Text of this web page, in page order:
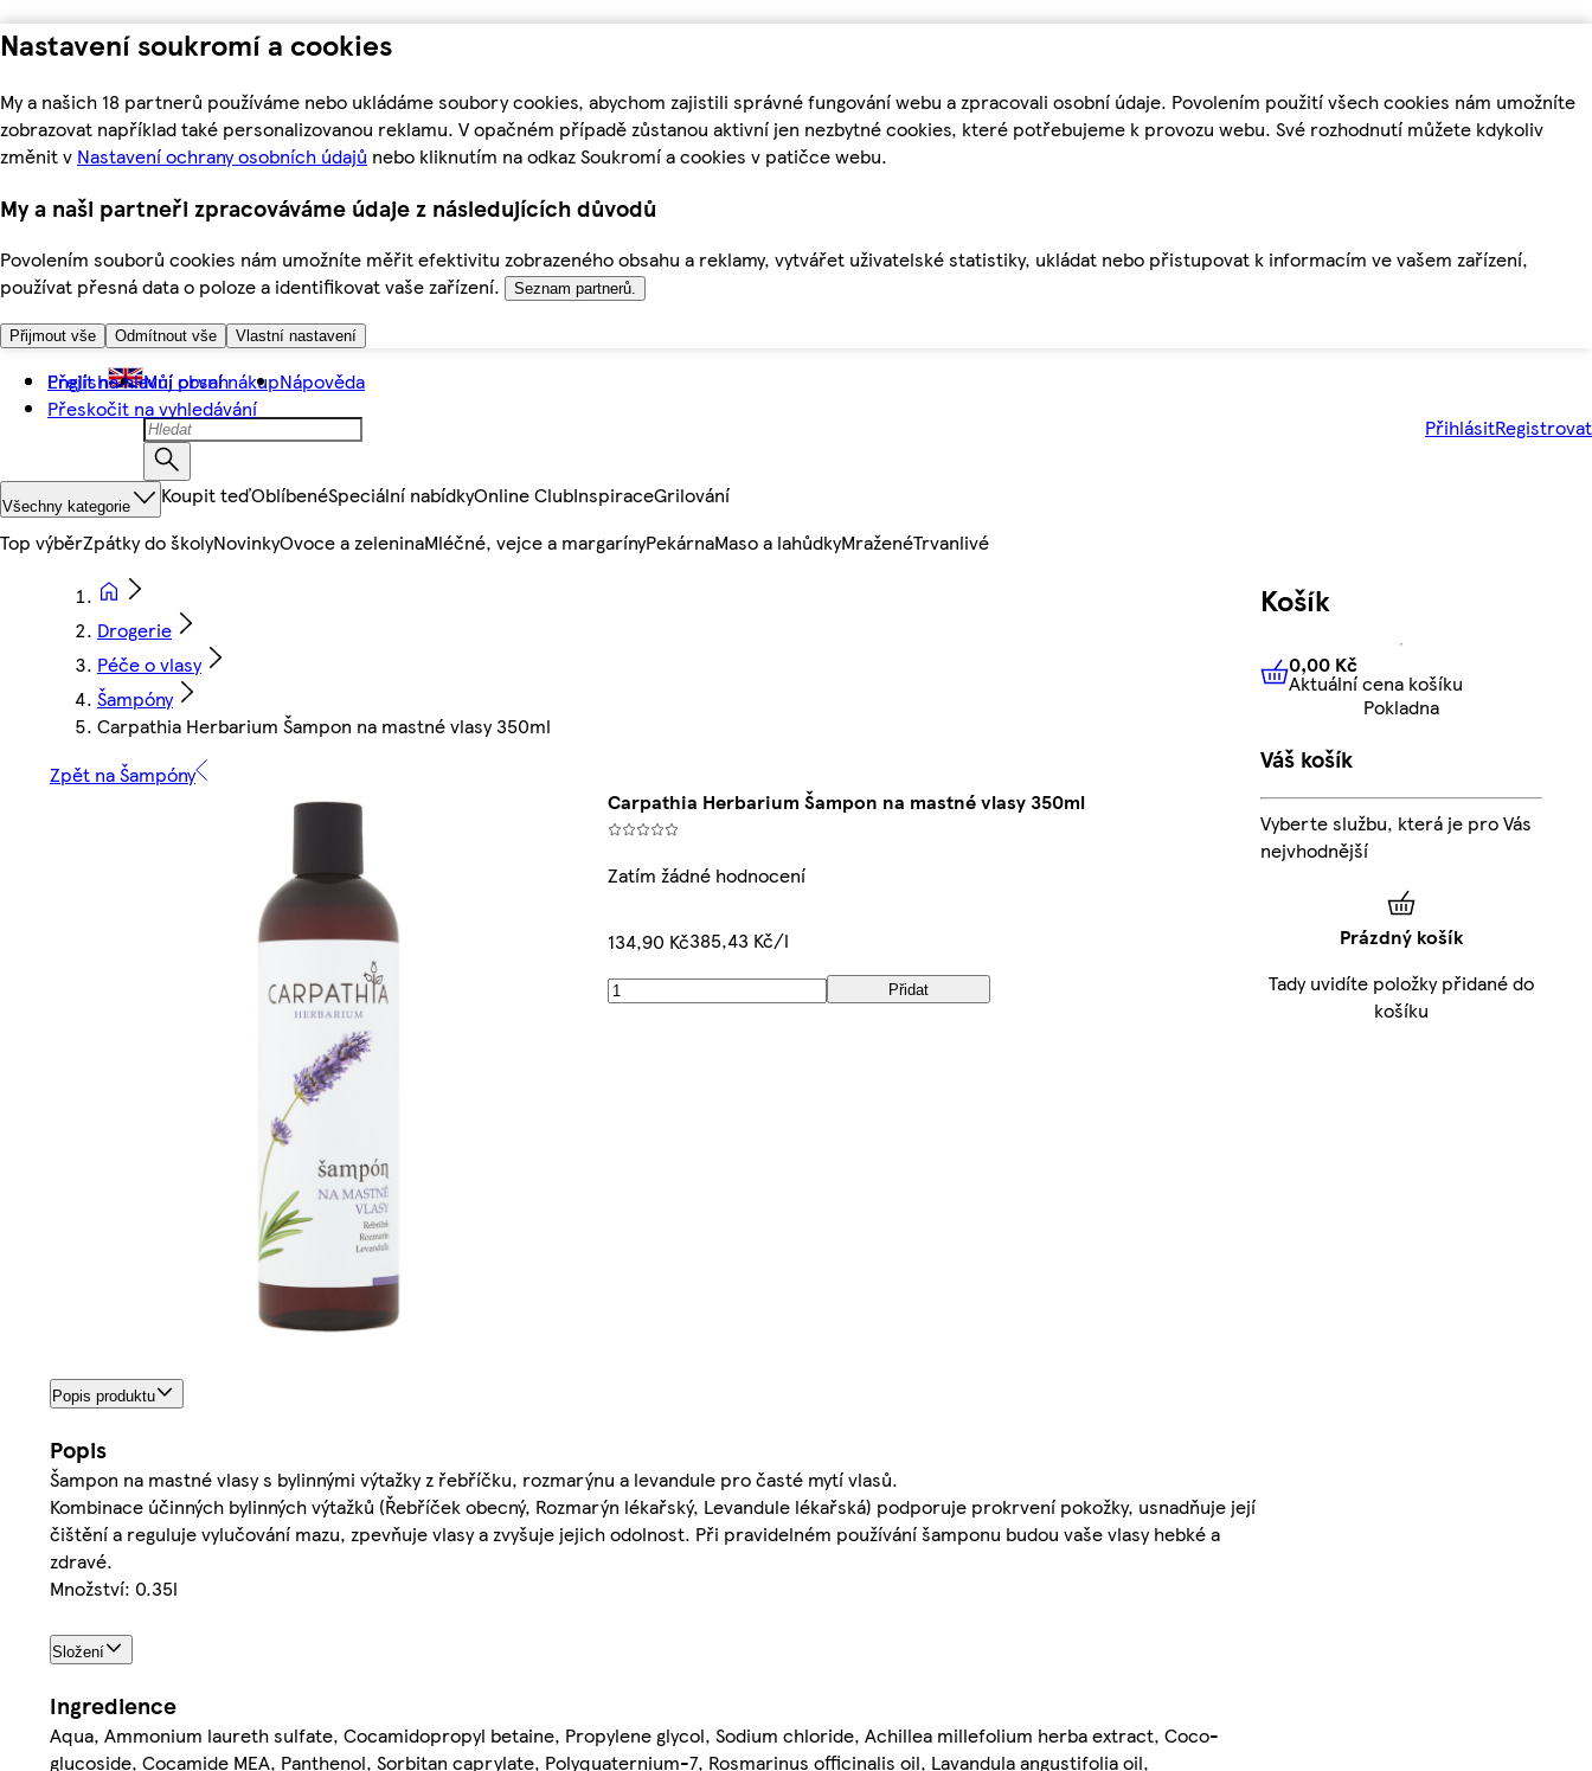
Nastavení soukromí a cookies
My a našich 18 partnerů používáme nebo ukládáme soubory cookies, abychom zajistili správné fungování webu a zpracovali osobní údaje. Povolením použití všech cookies nám umožníte
zobrazovat například také personalizovanou reklamu. V opačném případě zůstanou aktivní jen nezbytné cookies, které potřebujeme k provozu webu. Své rozhodnutí můžete kdykoliv
změnit v Nastavení ochrany osobních údajů nebo kliknutím na odkaz Soukromí a cookies v patičce webu.
My a naši partneři zpracováváme údaje z následujících důvodů
Povolením souborů cookies nám umožníte měřit efektivitu zobrazeného obsahu a reklamy, vytvářet uživatelské statistiky, ukládat nebo přistupovat k informacím ve vašem zařízení,
používat přesná data o poloze a identifikovat vaše zařízení.
Seznam partnerů.
Přijmout vše Odmítnout vše Vlastní nastavení
Přejít na hlavní obsah
Přeskočit na vyhledávání
English Můj první nákupNápověda
PřihlásitRegistrovat
Všechny kategorie Koupit teďOblíbenéSpeciální nabídkyOnline ClubInspiraceGrilování
Top výběrZpátky do školyNovinkyOvoce a zeleninaMléčné, vejce a margarínyPekárnaMaso a lahůdkyMraženéTrvanlivé
Drogerie
Péče o vlasy
Šampóny
Carpathia Herbarium Šampon na mastné vlasy 350ml
Zpět na Šampóny
Carpathia Herbarium Šampon na mastné vlasy 350ml
Zatím žádné hodnocení
134,90 Kč385,43 Kč/l
Přidat
Popis produktu
Popis
Šampon na mastné vlasy s bylinnými výtažky z řebříčku, rozmarýnu a levandule pro časté mytí vlasů.
Kombinace účinných bylinných výtažků (Řebříček obecný, Rozmarýn lékařský, Levandule lékařská) podporuje prokrvení pokožky, usnadňuje její
čištění a reguluje vylučování mazu, zpevňuje vlasy a zvyšuje jejich odolnost. Při pravidelném používání šamponu budou vaše vlasy hebké a
zdravé.
Množství: 0.35l
Složení
Ingredience
Aqua, Ammonium laureth sulfate, Cocamidopropyl betaine, Propylene glycol, Sodium chloride, Achillea millefolium herba extract, Coco-
glucoside, Cocamide MEA, Panthenol, Sorbitan caprylate, Polyquaternium-7, Rosmarinus officinalis oil, Lavandula angustifolia oil,
Košík
0,00 KčAktuální cena košíku
0,00 Kč
Aktuální cena košíku
Pokladna
Váš košík
Vyberte službu, která je pro Vás
nejvhodnější
Prázdný košík
Tady uvidíte položky přidané do
košíku